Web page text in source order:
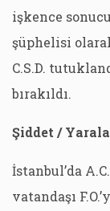
işkence
şüphelisi
C.S.D.
bırakıldı.
Şiddet /
İstanbul’da
vatandaşı